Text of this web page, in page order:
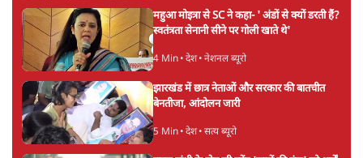
महुआ मोइत्रा से SC ने कहा- ' अंडों से क्यों डरती हैं?
स्वतंत्रता सेनानी सीने पर गोली खाते थे'
4 Min• देश• नेशनल ब्यूरो
झारखंड में छात्र नेताओं और सरकार की बातचीत
बेनतीजा, आंदोलन जारी
5 Min• देश• सत्य ब्यूरो